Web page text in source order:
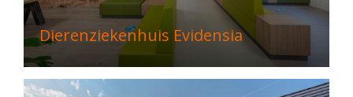
Dierenziekenhuis Evidensia